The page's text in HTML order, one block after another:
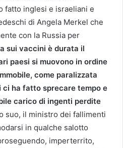
fatto inglesi e israeliani e
di Angela Merkel che
con la Russia per
sui vaccini è durata il
paesi si muovono in ordine
come paralizzata
ci ha fatto sprecare tempo e
carico di ingenti perdite
suo, il ministro dei fallimenti
in qualche salotto
imperterrito,